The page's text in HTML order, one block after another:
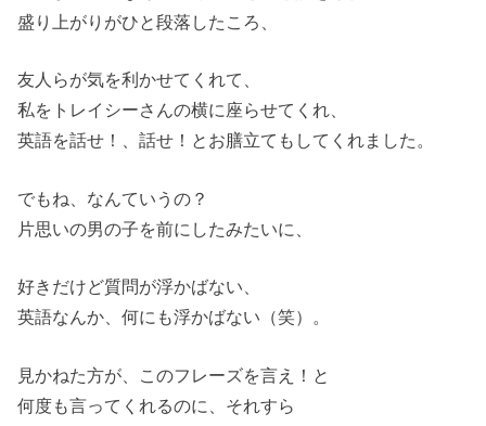
盛り上がりがひと段落したころ、
友人らが気を利かせてくれて、
私をトレイシーさんの横に座らせてくれ、
英語を話せ！、話せ！とお膳立てもしてくれました。
でもね、なんていうの？
片思いの男の子を前にしたみたいに、
好きだけど質問が浮かばない、
英語なんか、何にも浮かばない（笑）。
見かねた方が、このフレーズを言え！と
何度も言ってくれるのに、それすら